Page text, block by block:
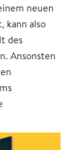
neuen
kann also
des
Ansonsten